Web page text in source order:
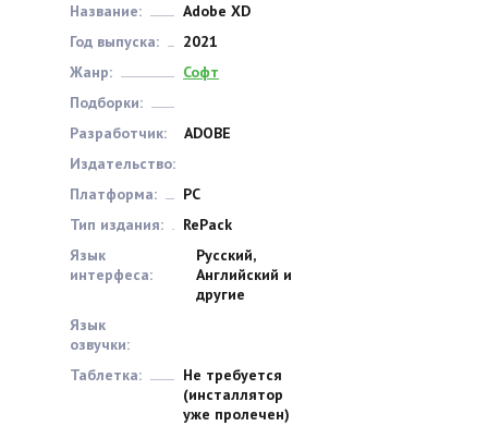
Название:
Adobe XD
Год выпуска:
2021
Жанр:
Софт
Подборки:
Разработчик:
ADOBE
Издательство:
Платформа:
РС
Тип издания:
RePack
Язык
интерфеса:
Русский,
Английский и
другие
Язык
озвучки:
Таблетка:
Не требуется
(инсталлятор
уже пролечен)